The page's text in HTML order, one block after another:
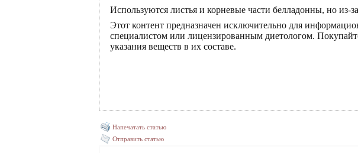
Используются листья и корневые части белладонны, но из-
Этот контент предназначен исключительно для
специалистом или лицензированным диетологом.
указания веществ в их составе.
Напечатать статью
Отправить статью